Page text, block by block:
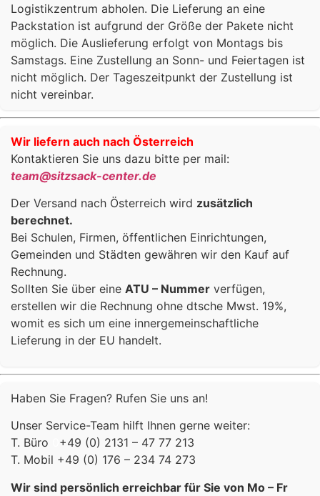
Logistikzentrum abholen. Die Lieferung an eine
Packstation ist aufgrund der Größe der Pakete nicht
möglich. Die Auslieferung erfolgt von Montags bis
Samstags. Eine Zustellung an Sonn- und Feiertagen ist
nicht möglich. Der Tageszeitpunkt der Zustellung ist
nicht vereinbar.
Wir liefern auch nach Österreich
Kontaktieren Sie uns dazu bitte per mail:
team@sitzsack-center.de
Der Versand nach Österreich wird zusätzlich
berechnet.
Bei Schulen, Firmen, öffentlichen Einrichtungen,
Gemeinden und Städten gewähren wir den Kauf auf
Rechnung.
Sollten Sie über eine ATU – Nummer verfügen,
erstellen wir die Rechnung ohne dtsche Mwst. 19%,
womit es sich um eine innergemeinschaftliche
Lieferung in der EU handelt.
Haben Sie Fragen? Rufen Sie uns an!
Unser Service-Team hilft Ihnen gerne weiter:
T. Büro
+49 (0) 2131 – 47 77 213
T. Mobil +49 (0) 176 – 234 74 273
Wir sind persönlich erreichbar für Sie von Mo – Fr